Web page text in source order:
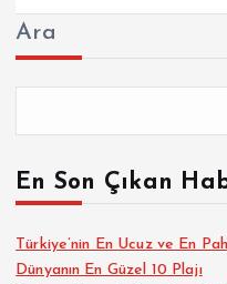
Ara
En Son Çıkan
Türkiye’nin En Ucuz ve En
Dünyanın En Güzel 10 Plajı